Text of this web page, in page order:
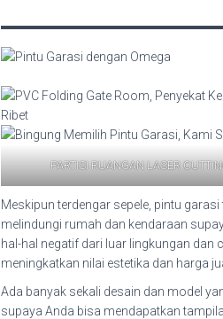
PARTISI RUANGAN LASER
Meskipun terdengar sepele, pintu
melindungi rumah dan kendaraan
hal-hal negatif dari luar lingkungan dan
meningkatkan nilai estetika dan harga
Ada banyak sekali desain dan model
supaya Anda bisa mendapatkan